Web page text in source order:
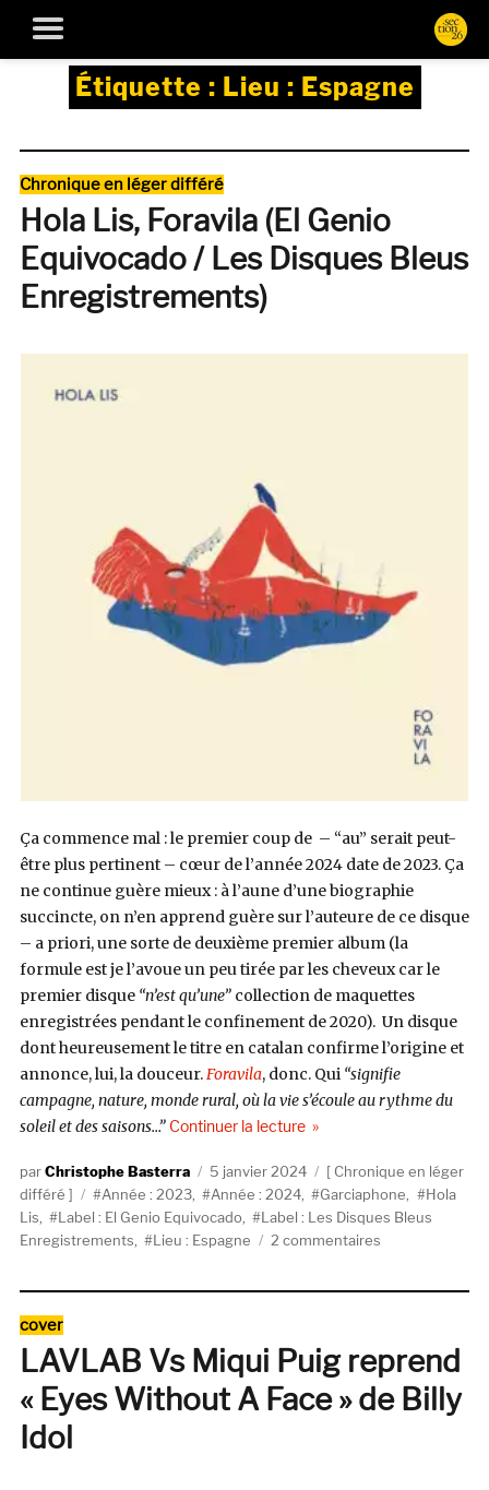
Étiquette : Lieu : Espagne
Catégories
Chronique en léger différé
Hola Lis, Foravila (El Genio
Equivocado / Les Disques Bleus
Enregistrements)
Ça commence mal : le premier coup de – “au” serait peut-
être plus pertinent – cœur de l’année 2024 date de 2023. Ça
ne continue guère mieux : à l’aune d’une biographie
succincte, on n’en apprend guère sur l’auteure de ce disque
– a priori, une sorte de deuxième premier album (la
formule est je l’avoue un peu tirée par les cheveux car le
premier disque “n’est qu’une”collection de maquettes
enregistrées pendant le confinement de 2020). Un disque
dont heureusement le titre en catalan confirme l’origine et
annonce, lui, la douceur.Foravila, donc. Qui “signifie
campagne, nature, monde rural, oùla vie s’écouleau rythme du
soleil et des saisons…” Continuer la lecturede « Hola Lis, Foravila (El
AuteurChristophe Basterra
Publié
le
5 janvier 2024 Catégories
Chronique en léger
différé
Étiquettes
Année : 2023, Année : 2024, Garciaphone,
Hola
Lis, Label : El Genio Equivocado,
Label : Les Disques Bleus
Enregistrements, Lieu : Espagne 2 commentaires
Genio
Equivocado
/
Catégories
cover
LAVLAB Vs Miqui Puig reprend
« Eyes Without A Face » de Billy
Idol